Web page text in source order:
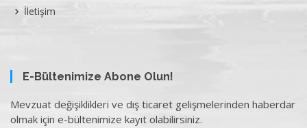
İletişim
E-Bültenimize Abone Olun!
Mevzuat değişiklikleri ve dış ticaret gelişmelerinden haberdar
olmak için e-bültenimize kayıt olabilirsiniz.